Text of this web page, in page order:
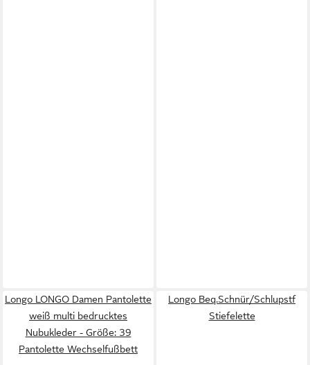
Longo LONGO Damen Pantolette
weiß multi bedrucktes
Nubukleder - Größe: 39
Pantolette Wechselfußbett
Longo Beq.Schnür/Schlupstf
Stiefelette